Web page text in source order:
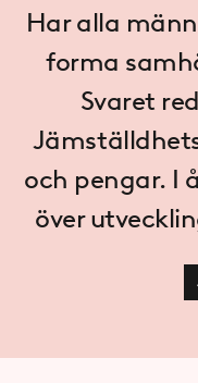
Har alla
forma
Svaret
och pengar. I
över